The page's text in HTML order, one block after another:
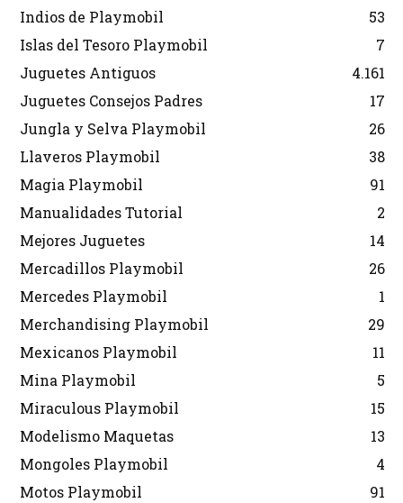
Indios de Playmobil
53
Islas del Tesoro Playmobil
7
Juguetes Antiguos
4.161
Juguetes Consejos Padres
17
Jungla y Selva Playmobil
26
Llaveros Playmobil
38
Magia Playmobil
91
Manualidades Tutorial
2
Mejores Juguetes
14
Mercadillos Playmobil
26
Mercedes Playmobil
1
Merchandising Playmobil
29
Mexicanos Playmobil
11
Mina Playmobil
5
Miraculous Playmobil
15
Modelismo Maquetas
13
Mongoles Playmobil
4
Motos Playmobil
91